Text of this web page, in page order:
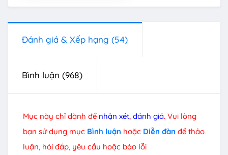
Đánh giá & Xếp hạng (54)
Bình luận (968)
Mục này chỉ dành để nhận xét, đánh giá. Vui lòng
bạn sử dụng mục Bình luận hoặc Diễn đàn để thảo
luận, hỏi đáp, yêu cầu hoặc báo lỗi